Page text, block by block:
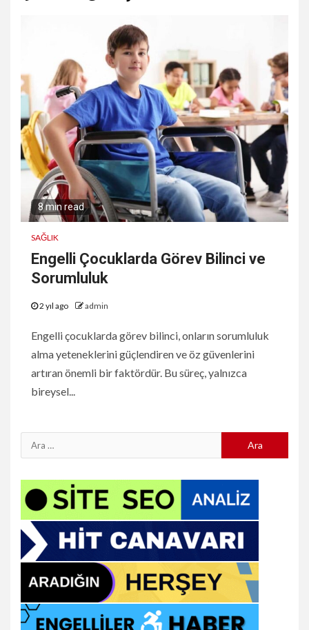
8 min read
SAĞLIK
Engelli Çocuklarda Görev Bilinci ve
Sorumluluk
2 yıl ago admin
Engelli çocuklarda görev bilinci, onların sorumluluk
alma yeteneklerini güçlendiren ve öz güvenlerini
artıran önemli bir faktördür. Bu süreç, yalnızca
bireysel...
Arama: